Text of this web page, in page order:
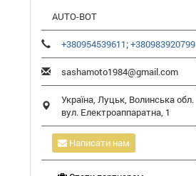
AUTO-BOT
+380954539611;+380983920799
sashamoto1984@gmail.com
Україна, Луцьк, Волинська обл.
вул. Електроаппаратна, 1
Написати нам